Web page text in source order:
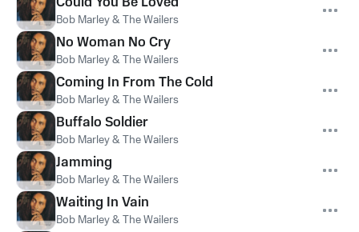
Bob Marley & The Wailers
No Woman No Cry
Bob Marley & The Wailers
Coming In From The Cold
Bob Marley & The Wailers
Buffalo Soldier
Bob Marley & The Wailers
Jamming
Bob Marley & The Wailers
Waiting In Vain
Bob Marley & The Wailers